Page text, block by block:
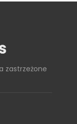
zastrzeżone